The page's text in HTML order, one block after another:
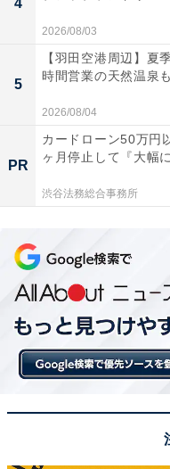
また、ショップイン
リカンベイクショップ
STORE（ナカムラ ジ
しています。スコーン
ルケーキ、アメリカン
ハワイの名店で腕をふ
富にラインナップ。
4
2026/08/03
5
【羽田空港周辺】夏
時間営業の天然温泉
2026/08/04
PR
カードローン50万円
ヶ月停止して『大幅
渋谷法務総合事務所